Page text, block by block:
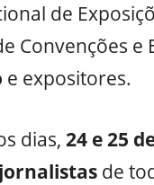
de
Convenções e
e expositores.
dias, 24 e 25
jornalistas de